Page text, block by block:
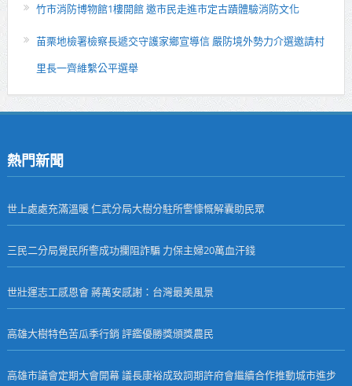
竹市消防博物館1樓開館 邀市民走進市定古蹟體驗消防文化
苗栗地檢署檢察長遞交守護家鄉宣導信 嚴防境外勢力介選邀請村
里長一齊維繫公平選舉
熱門新聞
世上處處充滿溫暖 仁武分局大樹分駐所警慷慨解囊助民眾
三民二分局覺民所警成功攔阻詐騙 力保主婦20萬血汗錢
世壯運志工感恩會 蔣萬安感謝：台灣最美風景
高雄大樹特色苦瓜季行銷 評鑑優勝獎頒獎農民
高雄市議會定期大會開幕 議長康裕成致詞期許府會繼續合作推動城市進步